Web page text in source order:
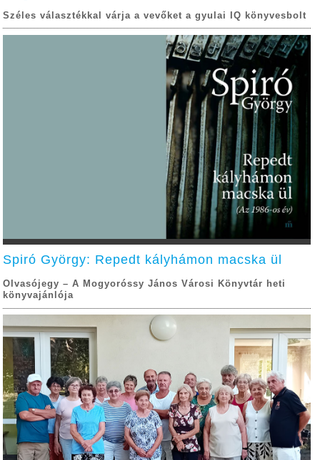
Széles választékkal várja a vevőket a gyulai IQ könyvesbolt
Spiró György: Repedt kályhámon macska ül
Olvasójegy – A Mogyoróssy János Városi Könyvtár heti
könyvajánlója